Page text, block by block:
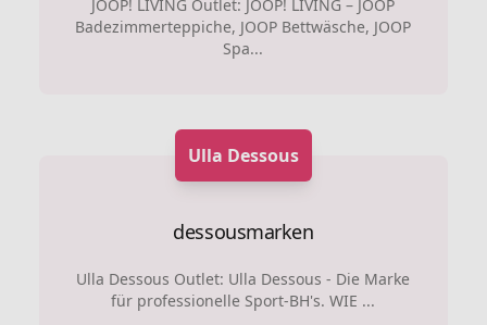
JOOP! LIVING Outlet: JOOP! LIVING – JOOP
Badezimmerteppiche, JOOP Bettwäsche, JOOP
Spa...
Ulla Dessous
dessousmarken
Ulla Dessous Outlet: Ulla Dessous - Die Marke
für professionelle Sport-BH's. WIE ...